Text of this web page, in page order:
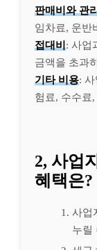
판매비와 관
임차료, 운반
접대비 : 사업
금액을 초과
기타 비용:
험료, 수수료
2, 사업
혜택은?
사업
누릴